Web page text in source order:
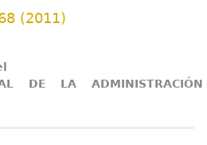
(2011)
DE LA ADMINISTRACIÓN